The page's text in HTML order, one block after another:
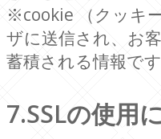
※cookie （クッキ
ザに送信され、お
蓄積される情報で
7.SSLの使用